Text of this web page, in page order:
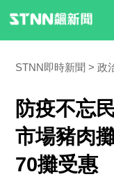
STNN即時新聞 政
防疫不忘
市場豬肉
70攤受惠